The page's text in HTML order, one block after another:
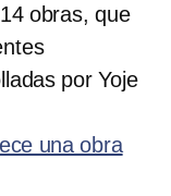
obras, que
por Yoje
una obra